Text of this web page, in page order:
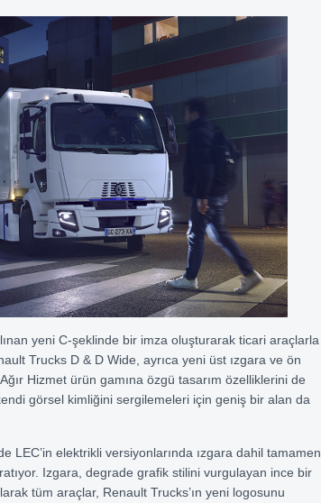
yeni C-şeklinde bir imza oluşturarak ticari araçlarla
Trucks D & D Wide, ayrıca yeni üst ızgara ve ön
Hizmet ürün gamına özgü tasarım özelliklerini de
görsel kimliğini sergilemeleri için geniş bir alan da
LEC’in elektrikli versiyonlarında ızgara dahil tamamen
Izgara, degrade grafik stilini vurgulayan ince bir
tüm araçlar, Renault Trucks’ın yeni logosunu